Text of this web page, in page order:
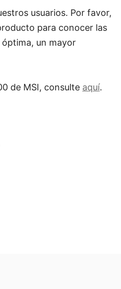
usuarios. Por favor,
para conocer las
óptima, un mayor
de MSI, consulte aquí.